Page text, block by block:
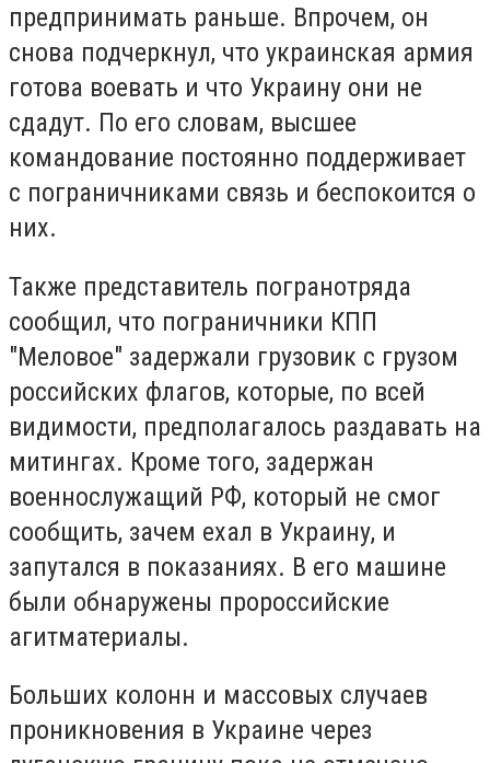
предпринимать раньше. Впрочем, он
снова подчеркнул, что украинская армия
готова воевать и что Украину они не
сдадут. По его словам, высшее
командование постоянно поддерживает
с пограничниками связь и беспокоится о
них.
Также представитель погранотряда
сообщил, что пограничники КПП
"Меловое" задержали грузовик с грузом
российских флагов, которые, по всей
видимости, предполагалось раздавать на
митингах. Кроме того, задержан
военнослужащий РФ, который не смог
сообщить, зачем ехал в Украину, и
запутался в показаниях. В его машине
были обнаружены пророссийские
агитматериалы.
Больших колонн и массовых случаев
проникновения в Украине через